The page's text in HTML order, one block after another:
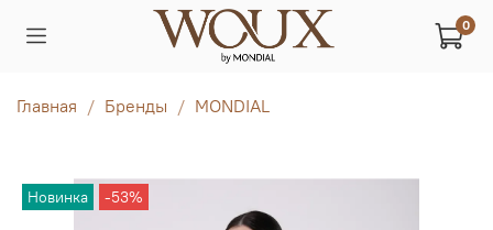
0
Главная Бренды MONDIAL
Новинка -53%